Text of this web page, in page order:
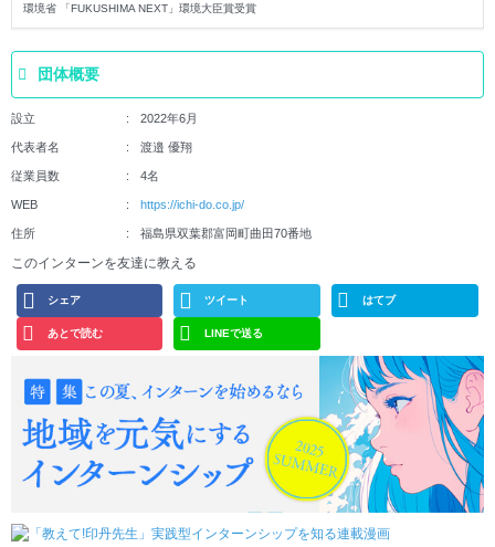
環境省 「FUKUSHIMA NEXT」環境大臣賞受賞
団体概要
設立 2022年6月
代表者名 渡邉 優翔
従業員数 4名
WEB https://ichi-do.co.jp/
住所 福島県双葉郡富岡町曲田70番地
このインターンを友達に教える
シェア ツイート はてブ
あとで読む LINEで送る